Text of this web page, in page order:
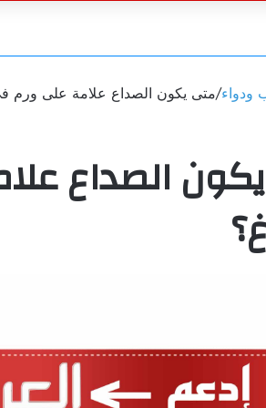
ودواء/متى يكون الصداع علامة على ورم
الصداع